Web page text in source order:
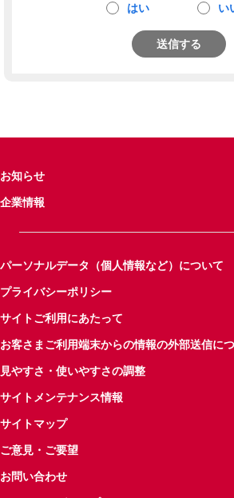
はい い
送信する
お知らせ
企業情報
パーソナルデータ（個人情報など）について
プライバシーポリシー
サイトご利用にあたって
お客さまご利用端末からの情報の外部送信に
見やすさ・使いやすさの調整
サイトメンテナンス情報
サイトマップ
ご意見・ご要望
お問い合わせ